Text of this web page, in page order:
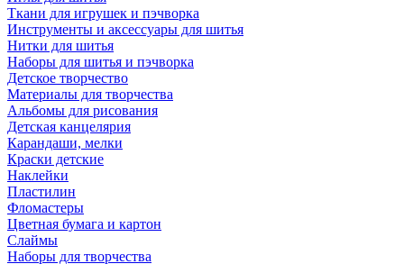
Ткани для игрушек и пэчворка
Инструменты и аксессуары для шитья
Нитки для шитья
Наборы для шитья и пэчворка
Детское творчество
Материалы для творчества
Альбомы для рисования
Детская канцелярия
Карандаши, мелки
Краски детские
Наклейки
Пластилин
Фломастеры
Цветная бумага и картон
Слаймы
Наборы для творчества